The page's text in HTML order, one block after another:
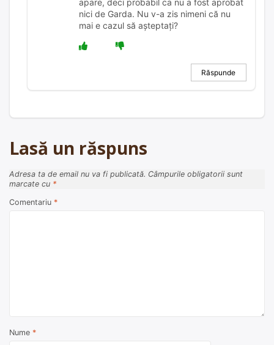
nici de Garda. Nu v-a zis nimeni că nu
mai e cazul să așteptați?
Răspunde
Lasă un răspuns
Adresa ta de email nu va fi publicată. Câmpurile obligatorii sunt
marcate cu *
Comentariu *
Nume *